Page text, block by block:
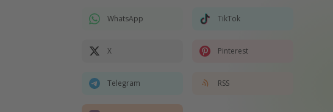
WhatsApp TikTok
X Pinterest
Telegram RSS